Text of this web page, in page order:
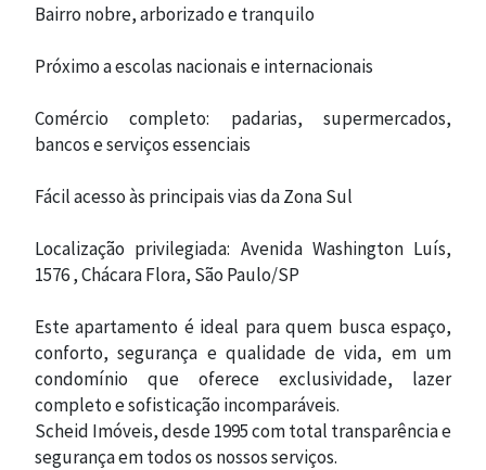
Bairro nobre, arborizado e tranquilo
Próximo a escolas nacionais e internacionais
Comércio completo: padarias, supermercados,
bancos e serviços essenciais
Fácil acesso às principais vias da Zona Sul
Localização privilegiada: Avenida Washington Luís,
1576 , Chácara Flora, São Paulo/SP
Este apartamento é ideal para quem busca espaço,
conforto, segurança e qualidade de vida, em um
condomínio que oferece exclusividade, lazer
completo e sofisticação incomparáveis.
Scheid Imóveis, desde 1995 com total transparência e
segurança em todos os nossos serviços.